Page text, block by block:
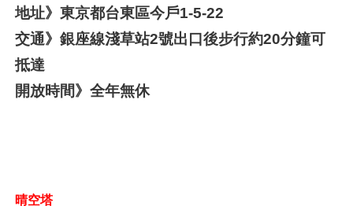
地址》東京都台東區今戶1-5-22
交通》銀座線淺草站2號出口後步行約20分鐘可
抵達
開放時間》全年無休
晴空塔